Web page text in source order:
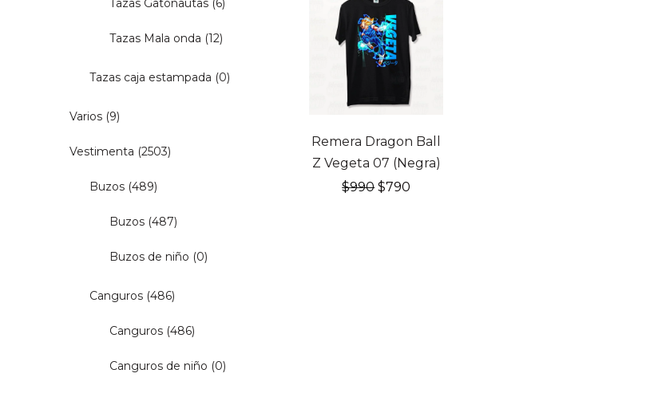
20% OFF
Remera Dragon Ball
Z Vegeta 07 (Negra)
$990El
$790
Tazas Gatonautas (6)
Tazas Mala onda (12)
Tazas caja estampada (0)
Varios (9)
Vestimenta (2503)
Buzos (489)
Buzos (487)
Buzos de niño (0)
Canguros (486)
Canguros (486)
Canguros de niño (0)